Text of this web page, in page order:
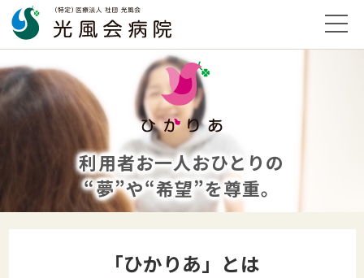
利用者お一人おひとりの
“夢”や“希望”を尊重。
「ひかりあ」とは